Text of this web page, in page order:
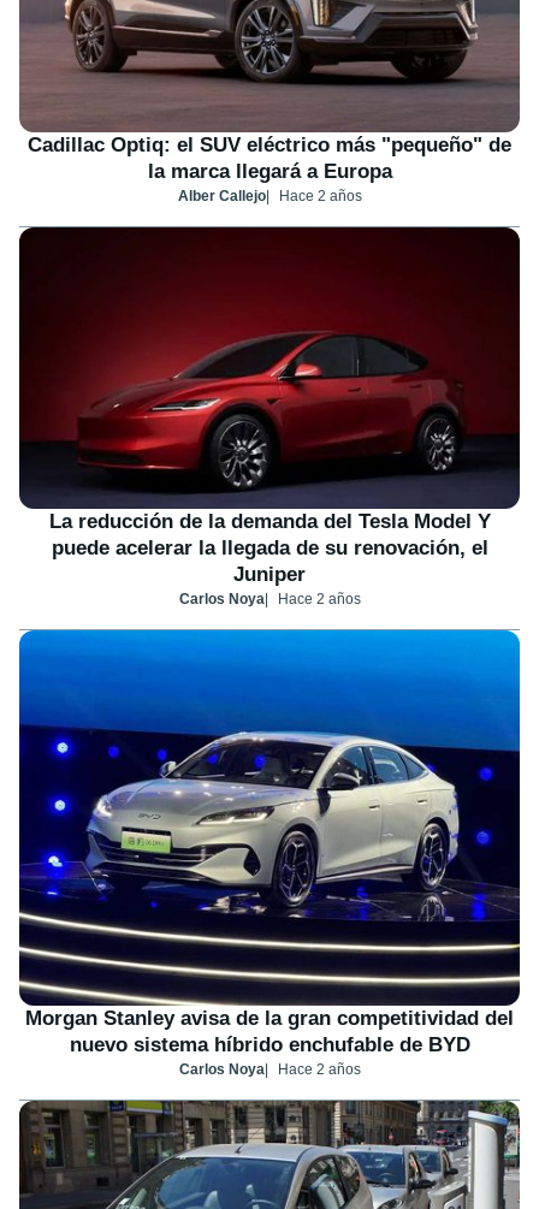
Cadillac Optiq: el SUV eléctrico más "pequeño" de
la marca llegará a Europa
Alber Callejo Hace 2 años
La reducción de la demanda del Tesla Model Y
puede acelerar la llegada de su renovación, el
Juniper
Carlos Noya Hace 2 años
Morgan Stanley avisa de la gran competitividad del
nuevo sistema híbrido enchufable de BYD
Carlos Noya Hace 2 años